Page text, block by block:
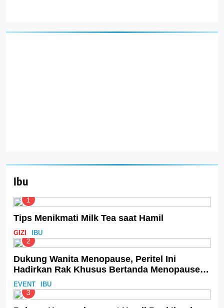
Ibu
1
Tips Menikmati Milk Tea saat Hamil
GIZI IBU
2
Dukung Wanita Menopause, Peritel Ini
Hadirkan Rak Khusus Bertanda Menopause-
Friendly
EVENT IBU
3